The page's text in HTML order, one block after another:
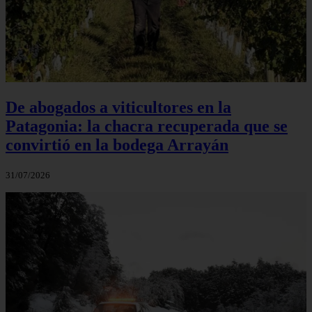
De abogados a viticultores en la
Patagonia: la chacra recuperada que se
convirtió en la bodega Arrayán
31/07/2026